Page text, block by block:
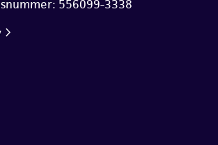
556099-3338